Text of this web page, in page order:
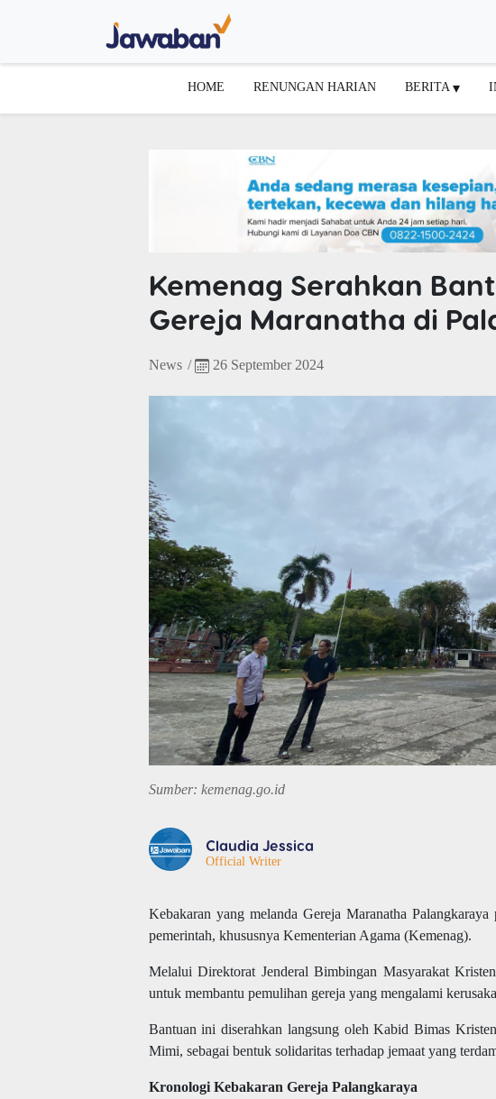
HOME RENUNGAN HARIAN BERITA
Kemenag Serahkan
Gereja Maranatha di
News / 26 September 2024
Sumber: kemenag.go.id
Claudia Jessica
Official Writer
Kebakaran yang melanda Gereja Maranatha Palangkaraya
pemerintah, khususnya Kementerian Agama (Kemenag).
Melalui Direktorat Jenderal Bimbingan Masyarakat
untuk membantu pemulihan gereja yang mengalami
Bantuan ini diserahkan langsung oleh Kabid Bimas
Mimi, sebagai bentuk solidaritas terhadap jemaat yang
Kronologi Kebakaran Gereja Palangkaraya